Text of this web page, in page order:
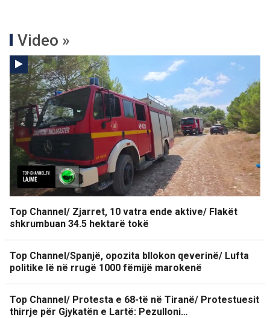
Video »
Top Channel/ Zjarret, 10 vatra ende aktive/ Flakët
shkrumbuan 34.5 hektarë tokë
Top Channel/Spanjë, opozita bllokon qeverinë/ Lufta
politike lë në rrugë 1000 fëmijë marokenë
Top Channel/ Protesta e 68-të në Tiranë/ Protestuesit
thirrje për Gjykatën e Lartë: Pezulloni…